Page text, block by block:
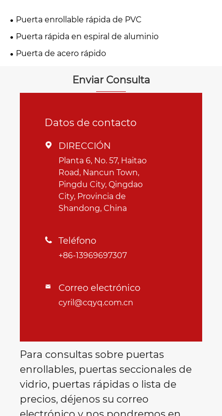
Puerta enrollable rápida de PVC
Puerta rápida en espiral de aluminio
Puerta de acero rápido
Enviar Consulta
Datos de contacto
 DIRECCIÓN
Planta 6, No. 57, Haitao
Road, Nancun Town,
Pingdu City, Qingdao
City, Provincia de
Shandong, China
 Teléfono
+86-13969697307
 Correo electrónico
cyril@cqyq.com.cn
Para consultas sobre puertas
enrollables, puertas seccionales de
vidrio, puertas rápidas o lista de
precios, déjenos su correo